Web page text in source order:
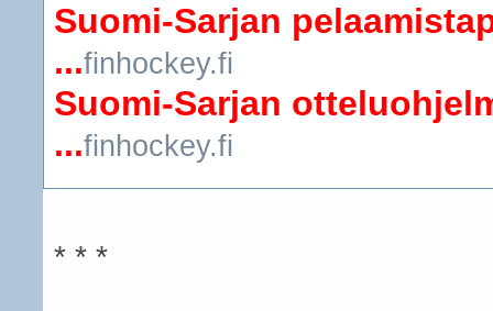
Suomi-Sarjan
...finhockey.fi
Suomi-Sarjan
...finhockey.fi
* * *